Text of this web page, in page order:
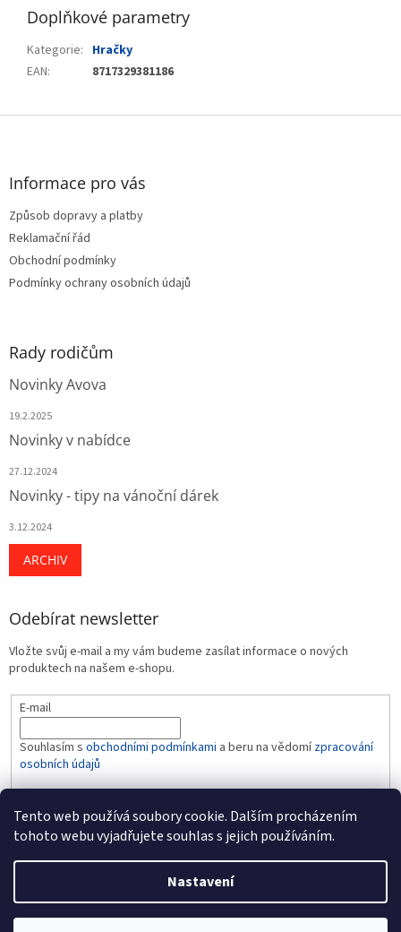
Tento web používá soubory cookie. Dalším procházením
tohoto webu vyjadřujete souhlas s jejich používáním.
Nastavení
Doplňkové parametry
Kategorie: Hračky
EAN: 8717329381186
Z
Informace pro vás
Způsob dopravy a platby
Reklamační řád
Obchodní podmínky
Podmínky ochrany osobních údajů
Rady rodičům
Novinky Avova
19.2.2025
Novinky v nabídce
27.12.2024
Novinky - tipy na vánoční dárek
3.12.2024
ARCHIV
Odebírat newsletter
Vložte svůj e-mail a my vám budeme zasílat informace o nových
produktech na našem e-shopu.
E-mail
Souhlasím s obchodními podmínkami a beru na vědomízpracování
osobních údajů
PŘIHLÁSIT SE
Vytvořil Shoptet